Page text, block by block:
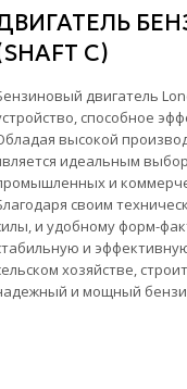
C)
двигатель
способное
высокой
идеальным
и
своим
и удобному форм-
и
хозяйстве,
и мощный